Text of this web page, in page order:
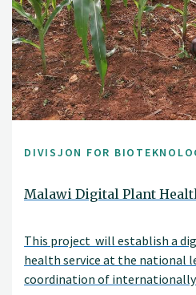
DIVISJON FOR
Malawi Digital Plant
This project will establish a
health service at the national
coordination of